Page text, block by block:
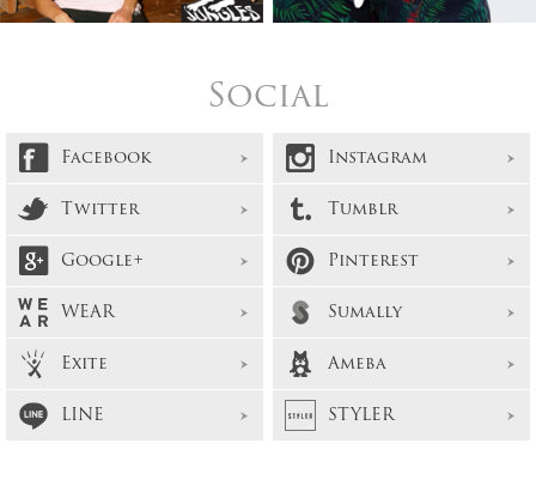
Social
Facebook
Instagram
Twitter
Tumblr
Google+
Pinterest
WEAR
Sumally
Exite
Ameba
LINE
STYLER